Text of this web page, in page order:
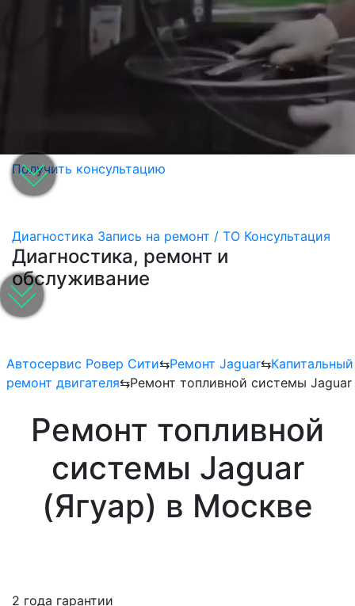
Получить консультацию
Диагностика Запись на ремонт / ТО Консультация
Диагностика, ремонт и
обслуживание
Автосервис Ровер Сити⇆Ремонт Jaguar⇆Капитальный
ремонт двигателя⇆Ремонт топливной системы Jaguar
Ремонт топливной
системы Jaguar
(Ягуар) в Москве
2 года гарантии